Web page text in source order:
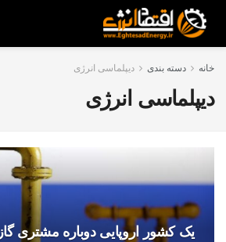
خانه دسته بندی دیپلماسی انرژی
دیپلماسی انرژی
یک کشور اروپایی دوباره مشتری گاز